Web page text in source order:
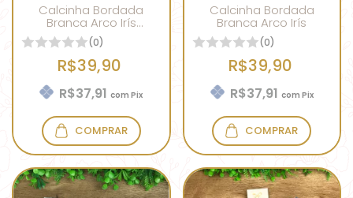
Calcinha Bordada
Branca Arco Irís
Corações
(0)
R$39,90
R$37,91com Pix
COMPRAR
Calcinha Bordada
Branca Arco Irís
(0)
R$39,90
R$37,91 com Pix
COMPRAR